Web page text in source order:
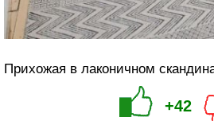
Прихожая в лаконичном
+42